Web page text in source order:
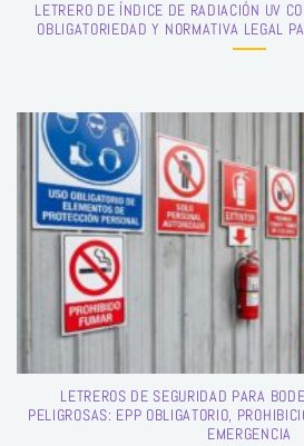
LETRERO DE ÍNDICE DE RADIACIÓN UV
OBLIGATORIEDAD Y NORMATIVA LEGAL
LETREROS DE SEGURIDAD PARA
PELIGROSAS: EPP OBLIGATORIO,
EMERGENCIA